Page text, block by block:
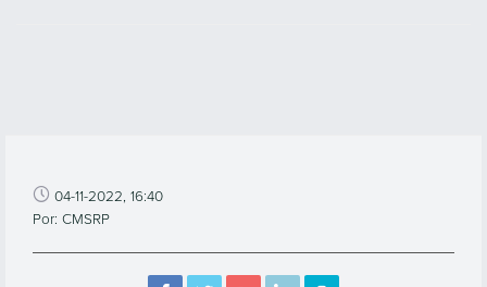
04-11-2022, 16:40
Por: CMSRP